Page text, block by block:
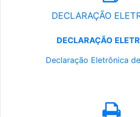
DECLARAÇÃO
DECLARAÇÃO
Declaração Eletrônica